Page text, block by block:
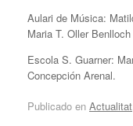
Aulari de Música:
Maria T. Oller Benlloch
Escola S. Guarner:
Concepción Arenal.
Publicado en Actualitat